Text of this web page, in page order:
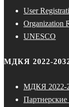
User
Organization
UNESCO
МДКЯ 2022-
МДКЯ 2022-